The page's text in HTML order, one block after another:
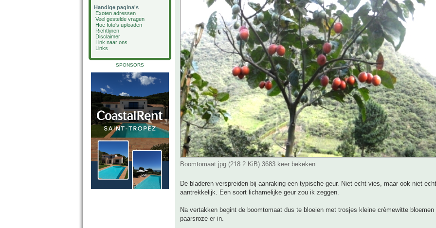
Handige pagina's
Exoten adressen
Veel gestelde vragen
Hoe foto's uploaden
Richtlijnen
Disclaimer
Link naar ons
Links
SPONSORS
Boomtomaat.jpg (218.2 KiB) 3683 keer bekeken
De bladeren verspreiden bij aanraking een typische geur. Niet echt vies, maar ook niet echt
aantrekkelijk. Een soort lichamelijke geur zou ik zeggen.
Na vertakken begint de boomtomaat dus te bloeien met trosjes kleine crèmewitte
paarsroze er in.